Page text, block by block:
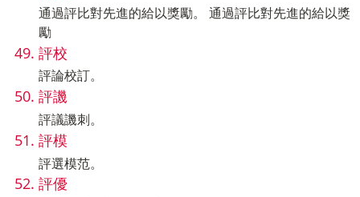
通過評比對先進的給以獎勵。 通過評比對先進的給以獎
勵
評校
評論校訂。
評譏
評議譏刺。
評模
評選模范。
評優